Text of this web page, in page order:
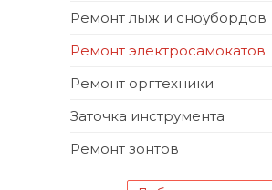
Ремонт лыж и сноубордов
Ремонт электросамокатов
Ремонт оргтехники
Заточка инструмента
Ремонт зонтов